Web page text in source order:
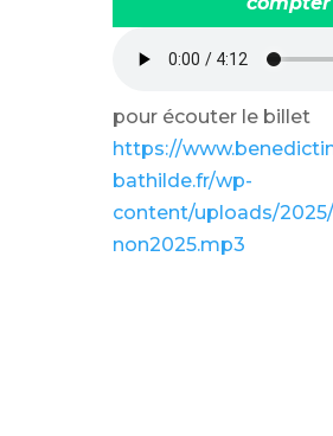
pour écouter le billet
https://
bathilde.fr/wp-
content/uploads/
non2025.mp3